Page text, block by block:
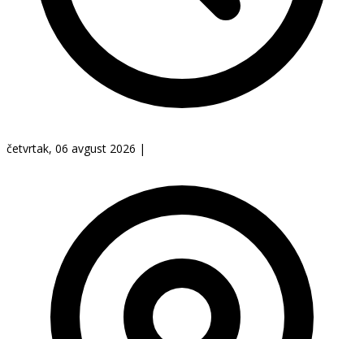
četvrtak, 06 avgust 2026 |